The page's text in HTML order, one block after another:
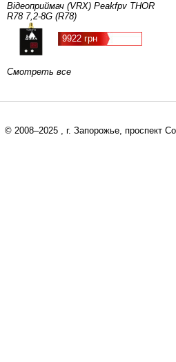
Відеоприймач (VRX) Peakfpv THOR
R78 7,2-8G (R78)
9922 грн
Смотреть все
© 2008–2025 , г. Запорожье, проспект